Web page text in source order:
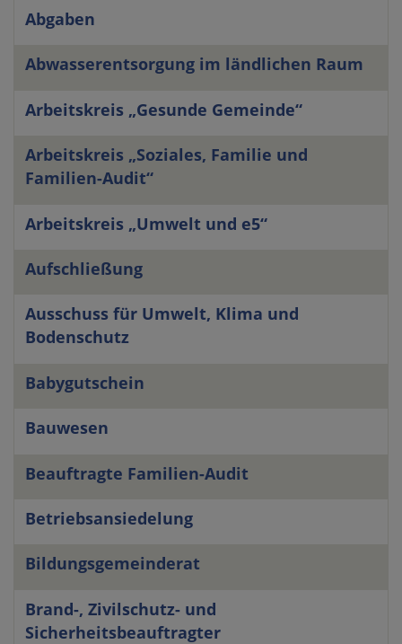
Bezeichnung
Beschreibung
Abgaben
Abwasserentsorgung im ländlichen Raum
Arbeitskreis „Gesunde Gemeinde“
Arbeitskreis „Soziales, Familie und
Familien-Audit“
Arbeitskreis „Umwelt und e5“
Aufschließung
Ausschuss für Umwelt, Klima und
Bodenschutz
Babygutschein
Bauwesen
Beauftragte Familien-Audit
Betriebsansiedelung
Bildungsgemeinderat
Brand-, Zivilschutz- und
Sicherheitsbeauftragter